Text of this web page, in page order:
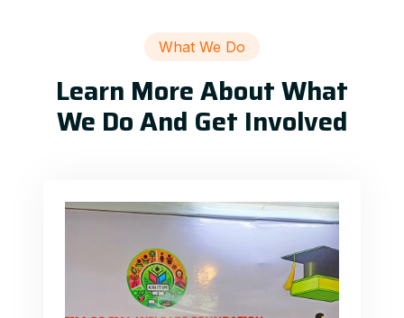
What We Do
Learn More About What
We Do And Get Involved